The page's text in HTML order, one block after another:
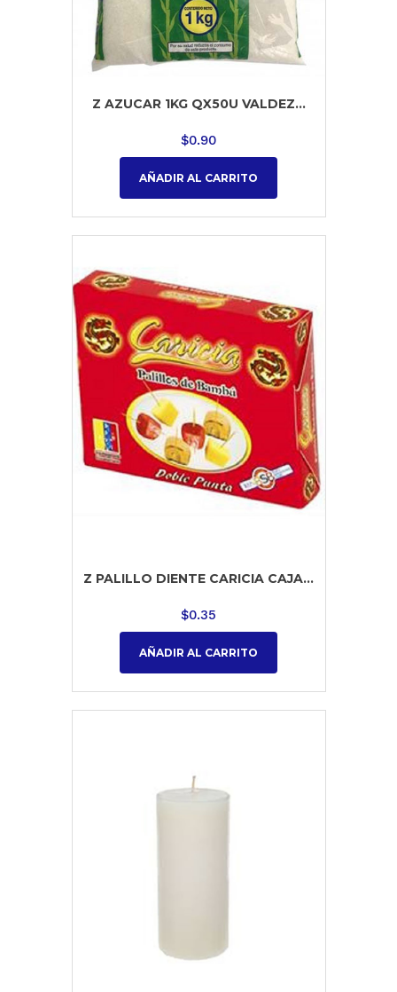
Z AZUCAR 1KG QX50U VALDEZ...
$0.90
AÑADIR AL CARRITO
Z PALILLO DIENTE CARICIA CAJA...
$0.35
AÑADIR AL CARRITO